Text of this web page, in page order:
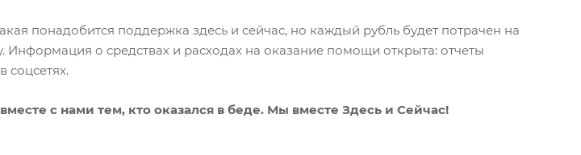
понадобится поддержка здесь и сейчас, но каждый рубль будет потрачен на
Информация о средствах и расходах на оказание помощи открыта: отчеты
соцсетях.
с нами тем, кто оказался в беде. Мы вместе Здесь и Сейчас!